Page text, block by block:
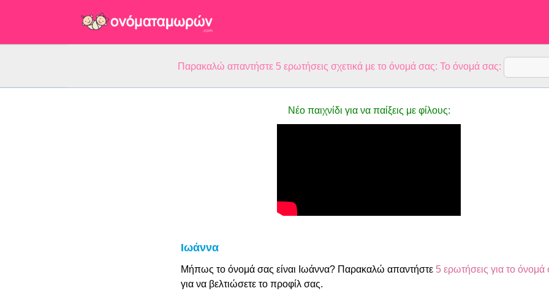
Παρακαλώ απαντήστε 5 ερωτήσεις σχετικά με το όνομά σας: Το όνομά σας:
Νέο παιχνίδι για να παίξεις με φίλους:
Ιωάννα
Μήπως το όνομά σας είναι Ιωάννα? Παρακαλώ απαντήστε5 ερωτήσεις για το όνομά
για να βελτιώσετε το προφίλ σας.